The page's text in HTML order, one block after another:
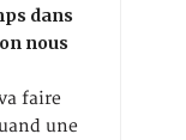
dans
nous
faire
une